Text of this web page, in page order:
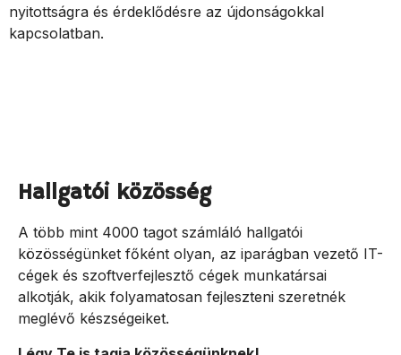
nyitottságra és érdeklődésre az újdonságokkal
kapcsolatban.
Hallgatói közösség
A több mint 4000 tagot számláló hallgatói
közösségünket főként olyan, az iparágban vezető IT-
cégek és szoftverfejlesztő cégek munkatársai
alkotják, akik folyamatosan fejleszteni szeretnék
meglévő készségeiket.